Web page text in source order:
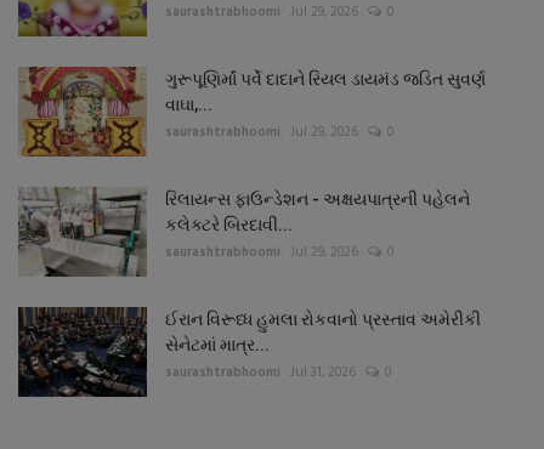
saurashtrabhoomi Jul 29, 2026 0
ગુરૂપૂણિર્માં પર્વે દાદાને રિયલ ડાયમંડ જડિત સુવર્ણ
વાઘા,...
saurashtrabhoomi Jul 29, 2026 0
રિલાયન્સ ફાઉન્ડેશન - અક્ષયપાત્રની પહેલને
કલેક્ટરે બિરદાવી...
saurashtrabhoomi Jul 29, 2026 0
ઈરાન વિરૂધ્ધ હુમલા રોકવાનો પ્રસ્તાવ અમેરીકી
સેનેટમાં માત્ર...
saurashtrabhoomi Jul 31, 2026 0